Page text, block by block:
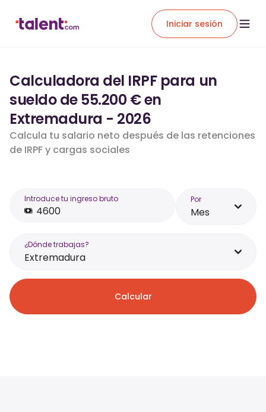
Iniciar sesión
Calculadora del IRPF para un
sueldo de 55.200 € en
Extremadura - 2026
Calcula tu salario neto después de las retenciones
de IRPF y cargas sociales
Introduce tu ingreso bruto Por
Mes
¿Dónde trabajas?
Extremadura
Calcular